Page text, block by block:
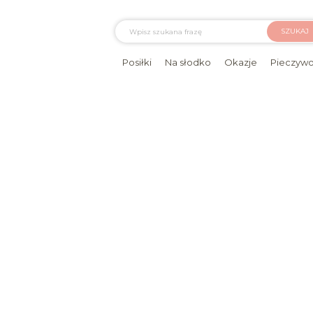
SZUKAJ
Posiłki Na słodko Okazje